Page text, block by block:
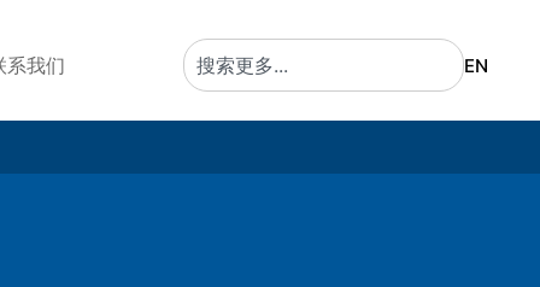
系我们 EN